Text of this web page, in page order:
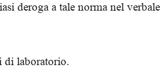
deroga a tale norma nel verbale
di laboratorio.